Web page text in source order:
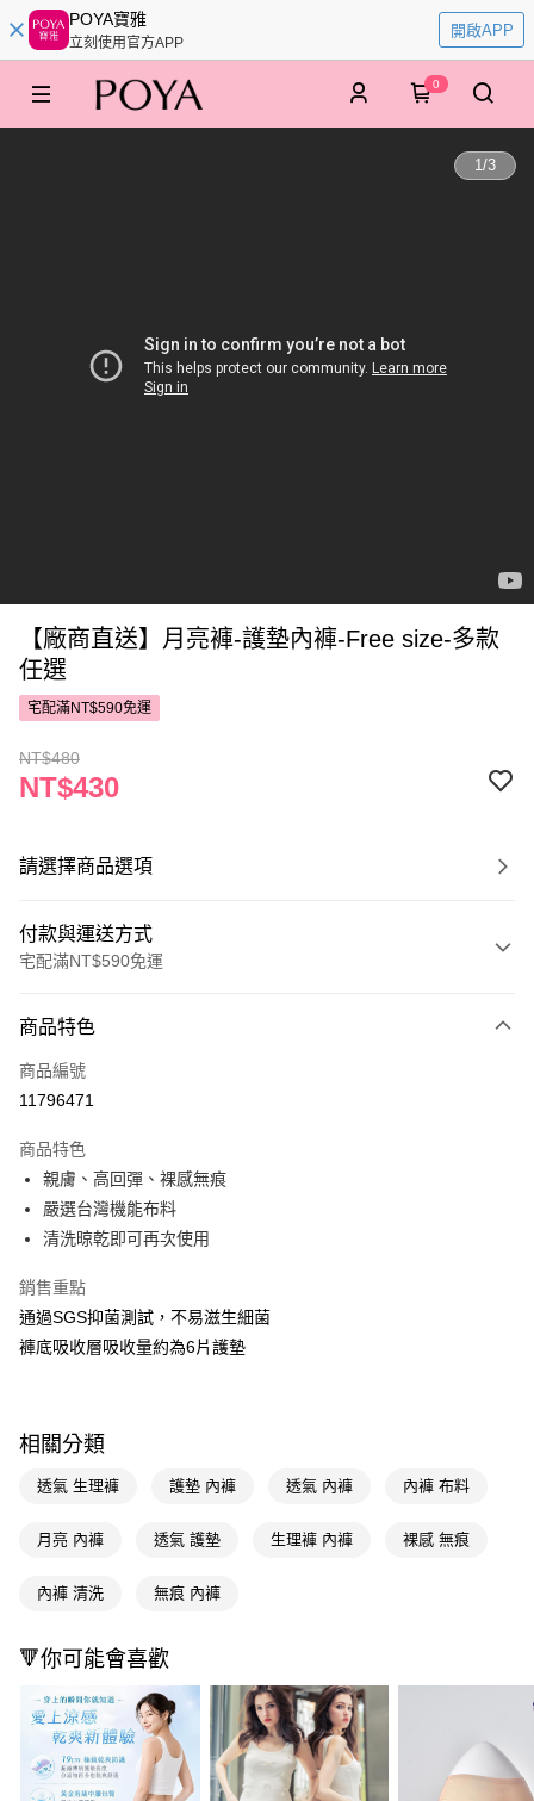
POYA寶雅
立刻使用官方APP
開啟APP
0
1/3
【廠商直送】月亮褲-護墊內褲-Free size-多款
任選
宅配滿NT$590免運
NT$480
NT$430
請選擇商品選項
付款與運送方式
宅配滿NT$590免運
POYA支付
信用卡一次付款
Apple Pay
街口支付
Google Pay
AFTEE先享後付
便利好安心！
２．便利：只要手機號碼，簡訊認證，即可結帳。
結帳頁面，進行簡訊認證並確認金額後，即可完成結帳。
ATM／網路銀行／等多元方式進行付款，方視為交易完成。
※ 請注意：結帳手續完成當下不需立刻繳費，但若您需要取消訂單，請聯絡
購買商品的店家。未經商家同意取消之訂單仍視為有效，需透過AFTEE先享
後付繳納相關費用。
※ 交易是否成功請以「AFTEE先享後付 」之結帳頁面顯示為準，若有關於
是否繳費成功／繳費後需取消欲退款等相關疑問，請聯繫「AFTEE先享後付
客戶支援中心」
https://netprotections.freshdesk.com/support/home
運送方式
宅配(廠商直送🚚)
宅配(離島廠商直送🚚)
每筆NT$300
商品特色
商品編號
11796471
商品特色
親膚、高回彈、裸感無痕
嚴選台灣機能布料
清洗晾乾即可再次使用
銷售重點
通過SGS抑菌測試，不易滋生細菌
褲底吸收層吸收量約為6片護墊
相關分類
透氣 生理褲 護墊 內褲 透氣 內褲 內褲 布料
月亮 內褲 透氣 護墊 生理褲 內褲 裸感 無痕
內褲 清洗 無痕 內褲
🔻你可能會喜歡